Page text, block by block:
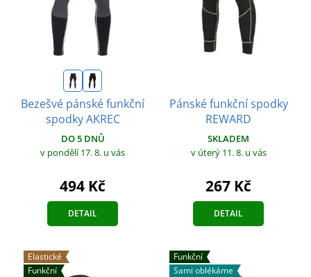
Bezešvé pánské funkční
spodky AKREC
DO 5 DNŮ
v pondělí 17. 8. u vás
494 Kč
DETAIL
Pánské funkční spodky
REWARD
SKLADEM
v úterý 11. 8. u vás
267 Kč
DETAIL
Elastické
Funkční
Funkční
Sami oblékáme